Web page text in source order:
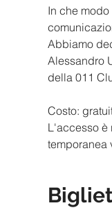
In che
Abbiamo
Alessandro
L'accesso è
temporanea